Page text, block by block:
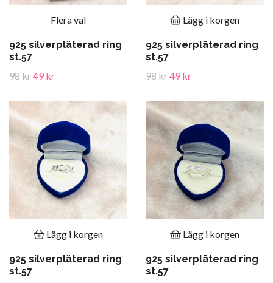
Flera val
925 silverpläterad ring
st.57
98 kr49 kr
Lägg i korgen
925 silverpläterad ring
st.57
98 kr49 kr
Lägg i korgen
925 silverpläterad ring
st.57
Lägg i korgen
925 silverpläterad ring
st.57